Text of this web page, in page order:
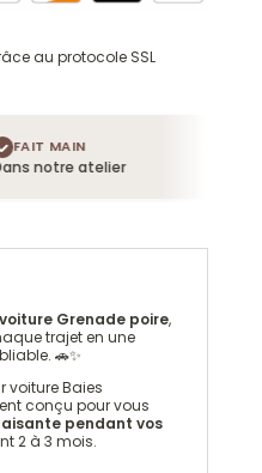
au protocole SSL
MAIN
notre atelier
Grenade poire,
trajet en une
🚗✨
voiture Baies
conçu pour vous
pendant vos
2 à 3 mois.